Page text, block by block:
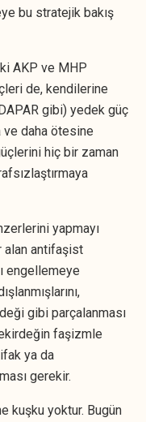
bu stratejik bakış
AKP ve MHP
de, kendilerine
gibi) yedek güç
ve daha ötesine
hiç bir zaman
yapmayı
alan antifaşist
engellemeye
gibi parçalanması
faşizmle
ya da
gerekir.
kuşku yoktur. Bugün